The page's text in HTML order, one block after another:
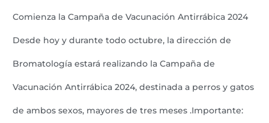
Comienza la Campaña de Vacunación Antirrábica 2024
Desde hoy y durante todo octubre, la dirección de
Bromatología estará realizando la Campaña de
Vacunación Antirrábica 2024, destinada a perros y gatos
de ambos sexos, mayores de tres meses .Importante: